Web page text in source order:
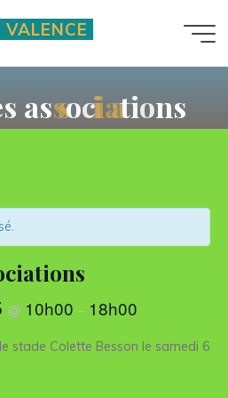
s ass
soci
ia
ations
@ 10h00 – 18h00
stade Colette Besson le samedi 6